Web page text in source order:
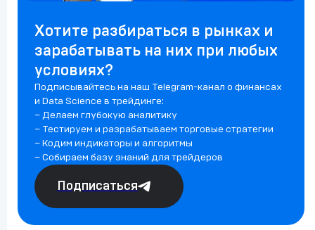
Хотите разбираться в рынках и
зарабатывать на них при любых
условиях?
Подписывайтесь на наш Telegram-канал о финансах
и Data Science в трейдинге:
– Делаем глубокую аналитику
– Тестируем и разрабатываем торговые стратегии
– Кодим индикаторы и алгоритмы
– Собираем базу знаний для трейдеров
Подписаться